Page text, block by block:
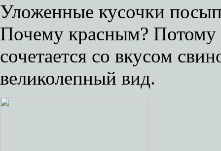
Уложенные кусочки
Почему красным?
сочетается со вкусом
великолепный вид.